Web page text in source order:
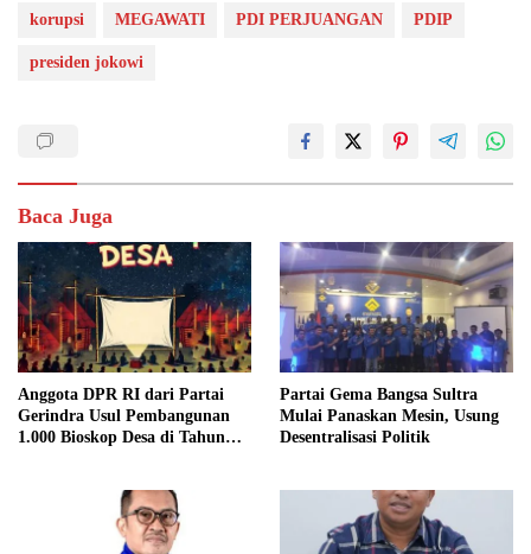
korupsi MEGAWATI PDI PERJUANGAN PDIP
presiden jokowi
Baca Juga
Anggota DPR RI dari Partai
Gerindra Usul Pembangunan
1.000 Bioskop Desa di Tahun
Partai Gema Bangsa Sultra
Mulai Panaskan Mesin, Usung
Desentralisasi Politik